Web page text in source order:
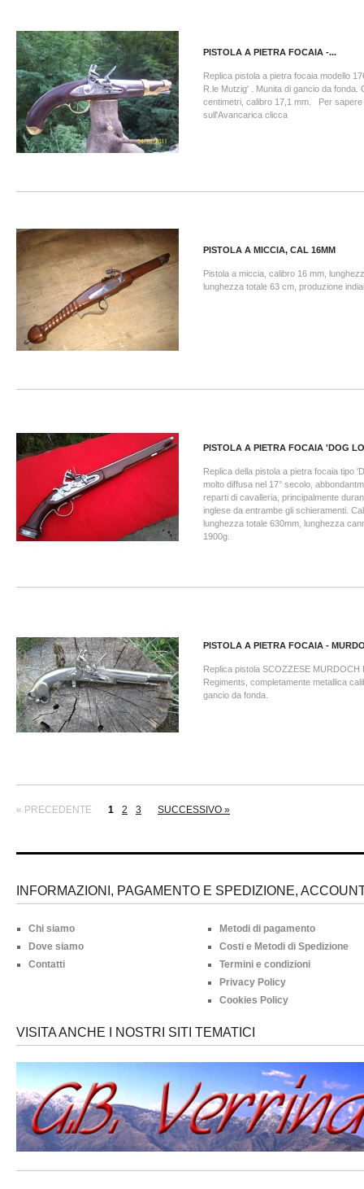
PISTOLA A PIETRA FOCAIA -...
Replica pistola a pietra focaia modello
R.le Mutzig' . Munita di gancio da fonda.
centimetri, calibro 17,1 mm. Per sapere
sull'Avancarica clicca
PISTOLA A MICCIA, CAL 16MM
Pistola a miccia, calibro 16 mm,
lunghezza totale 63 cm, produzione
PISTOLA A PIETRA FOCAIA 'DOG
Replica della pistola a pietra focaia tipo
molto diffusa nel 17° secolo,
reparti di cavalleria, principalmente
inglese da entrambe gli schieramenti.
lunghezza totale 630mm, lunghezza
1900g.
PISTOLA A PIETRA FOCAIA -
Replica pistola SCOZZESE MURDOCH
Regiments, completamente metallica
gancio da fonda.
« PRECEDENTE 1 2 3 SUCCESSIVO »
INFORMAZIONI, PAGAMENTO E SPEDIZIONE,
Chi siamo
Dove siamo
Contatti
Metodi di pagamento
Costi e Metodi di Spedizione
Termini e condizioni
Privacy Policy
Cookies Policy
VISITA ANCHE I NOSTRI SITI TEMATICI